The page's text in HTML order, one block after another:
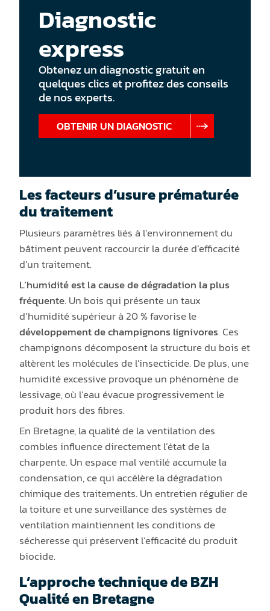
Diagnostic
express
Obtenez un diagnostic gratuit en
quelques clics et profitez des conseils
de nos experts.
OBTENIR UN DIAGNOSTIC
Les facteurs d’usure prématurée
du traitement
Plusieurs paramètres liés à l’environnement du
bâtiment peuvent raccourcir la durée d’efficacité
d’un traitement.
L’humidité est la cause de dégradation la plus
fréquente. Un bois qui présente un taux
d’humidité supérieur à 20 % favorise le
développement de champignons lignivores. Ces
champignons décomposent la structure du bois et
altèrent les molécules de l’insecticide. De plus, une
humidité excessive provoque un phénomène de
lessivage, où l’eau évacue progressivement le
produit hors des fibres.
En Bretagne, la qualité de la ventilation des
combles influence directement l’état de la
charpente. Un espace mal ventilé accumule la
condensation, ce qui accélère la dégradation
chimique des traitements. Un entretien régulier de
la toiture et une surveillance des systèmes de
ventilation maintiennent les conditions de
sécheresse qui préservent l’efficacité du produit
biocide.
L’approche technique de BZH
Qualité en Bretagne